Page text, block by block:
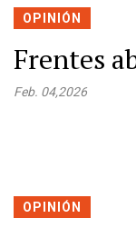
OPINIÓN
Frentes
Feb. 04,2026
OPINIÓN